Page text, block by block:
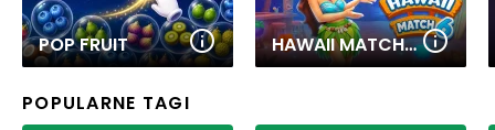
POP FRUIT HAWAII MATCH 6
POPULARNE TAGI